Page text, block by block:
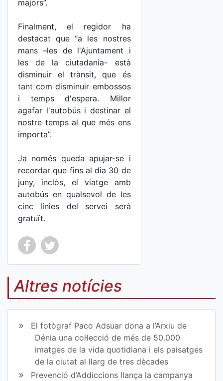
majors”.
Finalment, el regidor ha
destacat que “a les nostres
mans –les de l'Ajuntament i
les de la ciutadania- està
disminuir el trànsit, que és
tant com disminuir embossos
i temps d'espera. Millor
agafar l'autobús i destinar el
nostre temps al que més ens
importa”.
Ja només queda apujar-se i
recordar que fins al dia 30 de
juny, inclòs, el viatge amb
autobús en qualsevol de les
cinc línies del servei serà
gratuït.
Co
mp
art
ir
en
Fa
ce
Co
mp
art
ir
en
Tw
itt
Altres notícies
El fotògraf Paco Adsuar dona a l’Arxiu de
Dénia una col·lecció de més de 50.000
imatges de la vida quotidiana i els paisatges
de la ciutat al llarg de tres dècades
Prevenció d’Addiccions llança la campanya